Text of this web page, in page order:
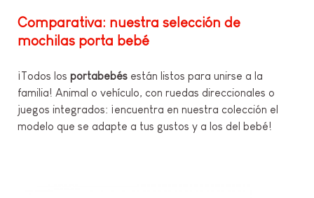
Comparativa: nuestra selección de
mochilas porta bebé
¡Todos los portabebés están listos para unirse a la
familia! Animal o vehículo, con ruedas direccionales o
juegos integrados: ¡encuentra en nuestra colección el
modelo que se adapte a tus gustos y a los del bebé!